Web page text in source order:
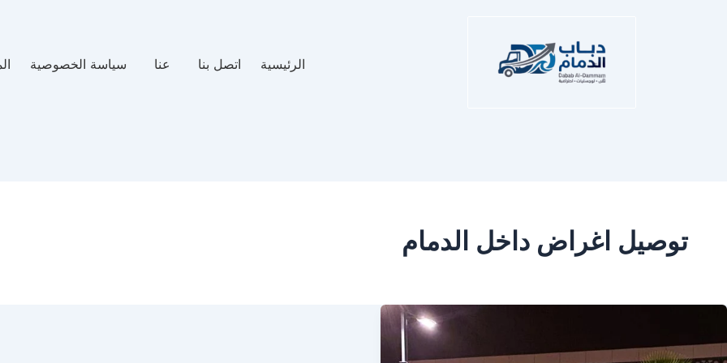
الرئيسية اتصل بنا عنا سياسة الخصوصية
توصيل اغراض داخل الدمام